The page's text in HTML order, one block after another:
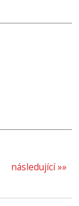
následující »»